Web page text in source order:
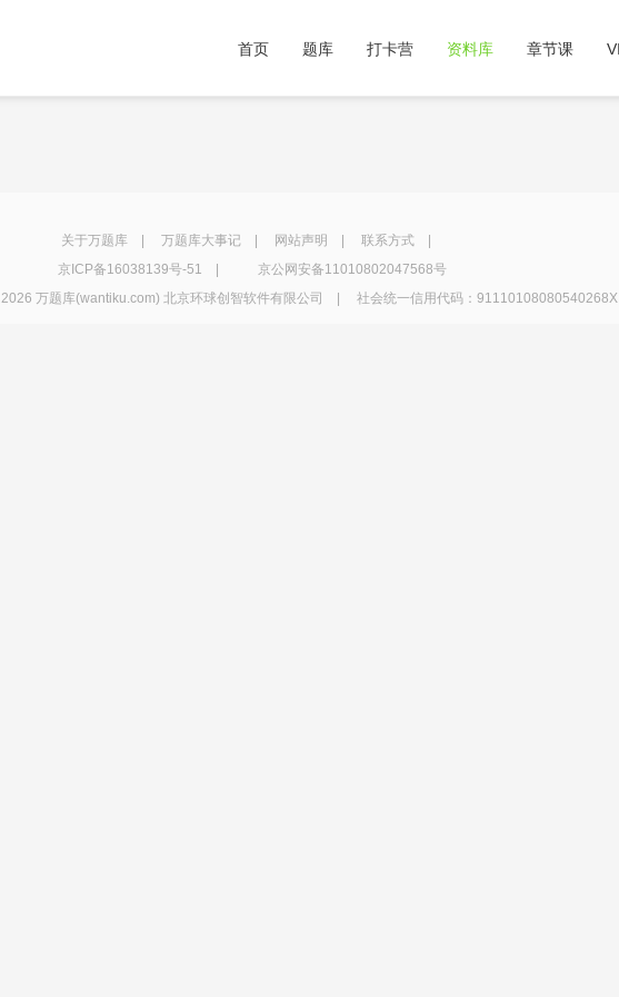
首页 题库 打卡营 资料库 章节课
关于万题库| 万题库大事记| 网站声明 联系方式|
京ICP备16038139号-51
京公网安备11010802047568号
2026 万题库(wantiku.com) 北京环球创智软件有限公司 | 社会统一信用代码：91110108080540268X